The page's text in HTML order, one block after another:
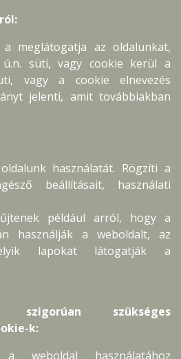
meglátogatja az oldalunkat,
süti, vagy cookie kerül a
vagy a cookie elnevezés
jelenti, amit továbbiakban
használatát. Rögzíti a
beállításait, használati
például arról, hogy a
használják a weboldalt, az
lapokat látogatják a
szükséges
k:
weboldal használatához